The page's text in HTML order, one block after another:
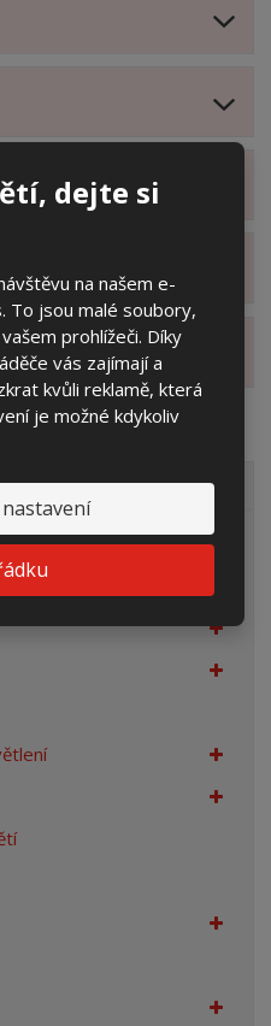
dejte si
na našem e-
To jsou malé soubory,
prohlížeči. Díky
vás zajímají a
kvůli reklamě, která
je možné kdykoliv